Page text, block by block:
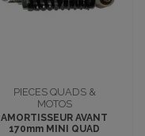
PIECES QUADS &
MOTOS
AMORTISSEUR AVANT
170mm MINI QUAD